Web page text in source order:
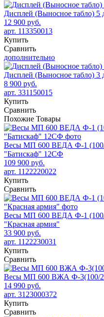
Дисплей (Выносное табло) 5
12 900 руб.
арт. 113350013
Купить
Сравнить
дополнительно
Дисплей (Выносное табло) 3
8 900 руб.
арт. 331150015
Купить
Сравнить
Похожие Товары
Весы МП 600 ВЕДА Ф-1 (100/
"Батискаф" 12СФ
109 900 руб.
арт. 1122220022
Купить
Сравнить
Весы МП 600 ВЕДА Ф-1 (100/
"Красная армия"
33 900 руб.
арт. 1122230031
Купить
Сравнить
Весы МП 600 ВЖА Ф-3(100/
14 990 руб.
арт. 3123000372
Купить
Сравнить